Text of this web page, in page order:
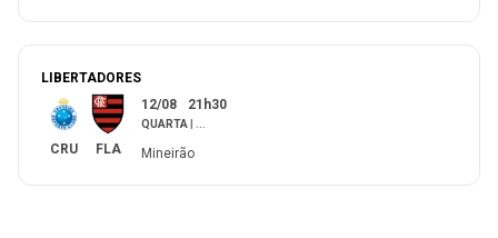
LIBERTADORES
CRU FLA
12/08 21h30
QUARTA
Mineirão